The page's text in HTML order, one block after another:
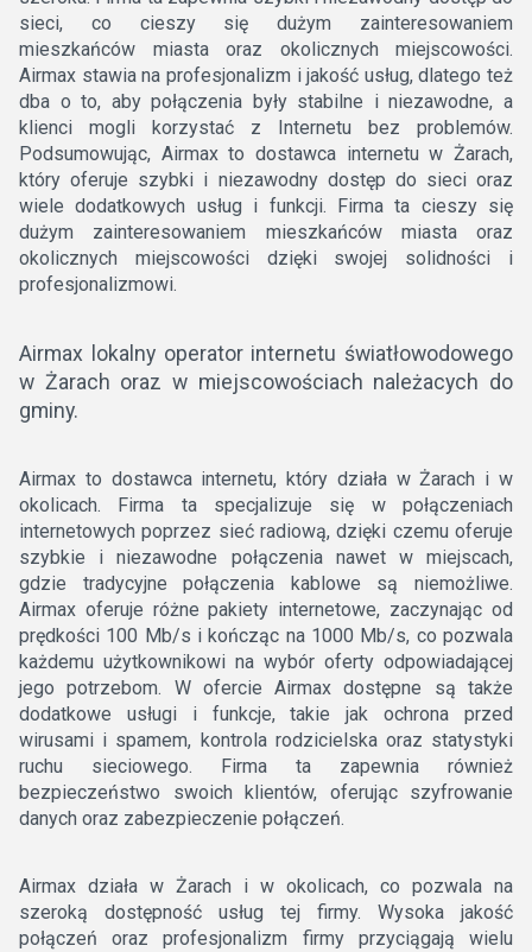
sieci, co cieszy się dużym zainteresowaniem
mieszkańców miasta oraz okolicznych miejscowości.
Airmax stawia na profesjonalizm i jakość usług, dlatego też
dba o to, aby połączenia były stabilne i niezawodne, a
klienci mogli korzystać z Internetu bez problemów.
Podsumowując, Airmax to dostawca internetu w Żarach,
który oferuje szybki i niezawodny dostęp do sieci oraz
wiele dodatkowych usług i funkcji. Firma ta cieszy się
dużym zainteresowaniem mieszkańców miasta oraz
okolicznych miejscowości dzięki swojej solidności i
profesjonalizmowi.
Airmax lokalny operator internetu światłowodowego
w Żarach oraz w miejscowościach należacych do
gminy.
Airmax to dostawca internetu, który działa w Żarach i w
okolicach. Firma ta specjalizuje się w połączeniach
internetowych poprzez sieć radiową, dzięki czemu oferuje
szybkie i niezawodne połączenia nawet w miejscach,
gdzie tradycyjne połączenia kablowe są niemożliwe.
Airmax oferuje różne pakiety internetowe, zaczynając od
prędkości 100 Mb/s i kończąc na 1000 Mb/s, co pozwala
każdemu użytkownikowi na wybór oferty odpowiadającej
jego potrzebom. W ofercie Airmax dostępne są także
dodatkowe usługi i funkcje, takie jak ochrona przed
wirusami i spamem, kontrola rodzicielska oraz statystyki
ruchu sieciowego. Firma ta zapewnia również
bezpieczeństwo swoich klientów, oferując szyfrowanie
danych oraz zabezpieczenie połączeń.
Airmax działa w Żarach i w okolicach, co pozwala na
szeroką dostępność usług tej firmy. Wysoka jakość
połączeń oraz profesjonalizm firmy przyciągają wielu